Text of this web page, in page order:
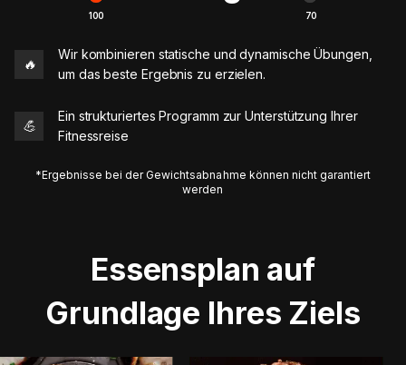
100 70
🔥
Wir kombinieren statische und dynamische Übungen,
um das beste Ergebnis zu erzielen.
💪
Ein strukturiertes Programm zur Unterstützung Ihrer
Fitnessreise
*Ergebnisse bei der Gewichtsabnahme können nicht garantiert
werden
Essensplan auf
Grundlage Ihres Ziels